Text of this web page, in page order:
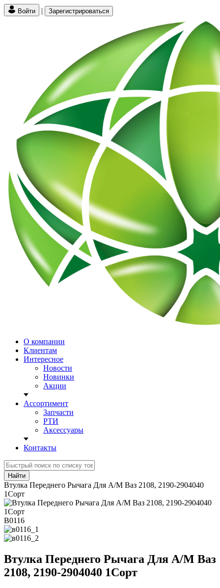
Войти | Зарегистрироваться
О компании
Клиентам
Интересное
Новости
Новинки
Акции
Ассортимент
Запчасти
РТИ
Аксессуары
Контакты
Найти
Втулка Переднего Рычага Для А/М Ваз 2108, 2190-2904040
1Сорт
В0116
Втулка Переднего Рычага Для А/М Ваз
2108, 2190-2904040 1Сорт